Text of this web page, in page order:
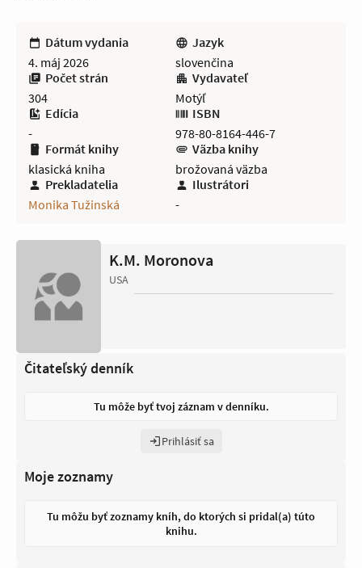
Dátum vydania
4. máj 2026
Jazyk
slovenčina
Počet strán
304
Vydavateľ
Motýľ
Edícia
-
ISBN
978-80-8164-446-7
Formát knihy
klasická kniha
Väzba knihy
brožovaná väzba
Prekladatelia
Monika Tužinská
Ilustrátori
-
K.M. Moronova
USA
Čitateľský denník
Tu môže byť tvoj záznam v denníku.
Prihlásiť sa
Moje zoznamy
Tu môžu byť zoznamy kníh, do ktorých si pridal(a) túto
knihu.